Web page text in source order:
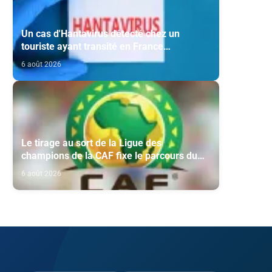
Un cas d'Hantavirus détecté chez un
touriste ayant transité en France
(ministère)
6 août 2026
Le tirage au sort de la Ligue des
champions de la CAF fixe le parcours du
Maghreb de Fès et de la RS Berkane
6 août 2026